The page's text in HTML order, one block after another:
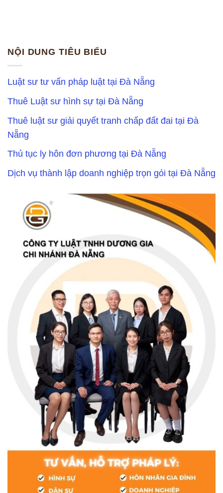
NỘI DUNG TIÊU BIỂU
Luật sư tư vấn pháp luật tại Đà Nẵng
Thuê Luật sư hình sự tại Đà Nẵng
Thuê luật sư giải quyết tranh chấp đất đai tại Đà
Nẵng
Thủ tục ly hôn đơn phương tại Đà Nẵng
Dịch vụ thành lập doanh nghiệp trọn gói tại Đà Nẵng